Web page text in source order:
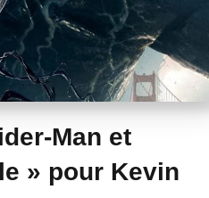
Man et
» pour Kevin